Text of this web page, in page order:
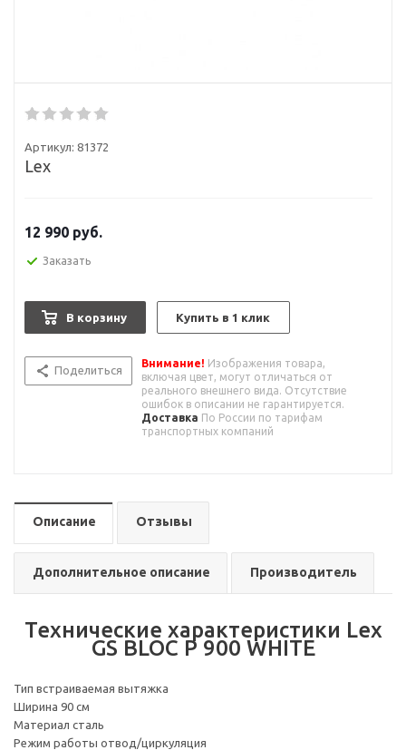
Артикул: 81372
Lex
12 990 руб.
Заказать
В корзину Купить в 1 клик
Поделиться
Внимание! Изображения товара,
включая цвет, могут отличаться от
реального внешнего вида. Отсутствие
ошибок в описании не гарантируется.
Доставка По России по тарифам
транспортных компаний
Описание Отзывы
Дополнительное описание Производитель
Технические характеристики Lex
GS BLOC P 900 WHITE
Тип встраиваемая вытяжка
Ширина 90 см
Материал сталь
Режим работы отвод/циркуляция